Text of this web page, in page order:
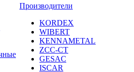
Производители
KORDEX
WIBERT
KENNAMETAL
ZCC-CT
GESAC
ISCAR